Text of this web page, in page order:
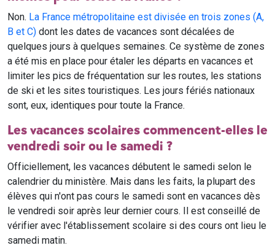
Non. La France métropolitaine est divisée en trois zones (A,
B et C) dont les dates de vacances sont décalées de
quelques jours à quelques semaines. Ce système de zones
a été mis en place pour étaler les départs en vacances et
limiter les pics de fréquentation sur les routes, les stations
de ski et les sites touristiques. Les jours fériés nationaux
sont, eux, identiques pour toute la France.
Les vacances scolaires commencent-elles le
vendredi soir ou le samedi ?
Officiellement, les vacances débutent le samedi selon le
calendrier du ministère. Mais dans les faits, la plupart des
élèves qui n'ont pas cours le samedi sont en vacances dès
le vendredi soir après leur dernier cours. Il est conseillé de
vérifier avec l'établissement scolaire si des cours ont lieu le
samedi matin.